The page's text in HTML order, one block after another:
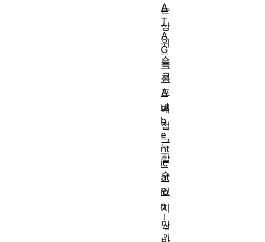
는
상
위
스
코
프
에
접
근
할
수
있
지
만
A
T
A
G
특
성
A
ut
h
e
nt
ic
at
io
n